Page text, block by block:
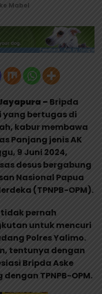
Mabel
– Bripda
yang bertugas di
kabur membawa
Panjang jenis AK
9 Juni 2024,
desus bergabung
Nasional Papua
(TPNPB-OPM).
tidak pernah
untuk mencuri
Polres Yalimo.
tentunya dengan
Bripda Aske
TPNPB-OPM.